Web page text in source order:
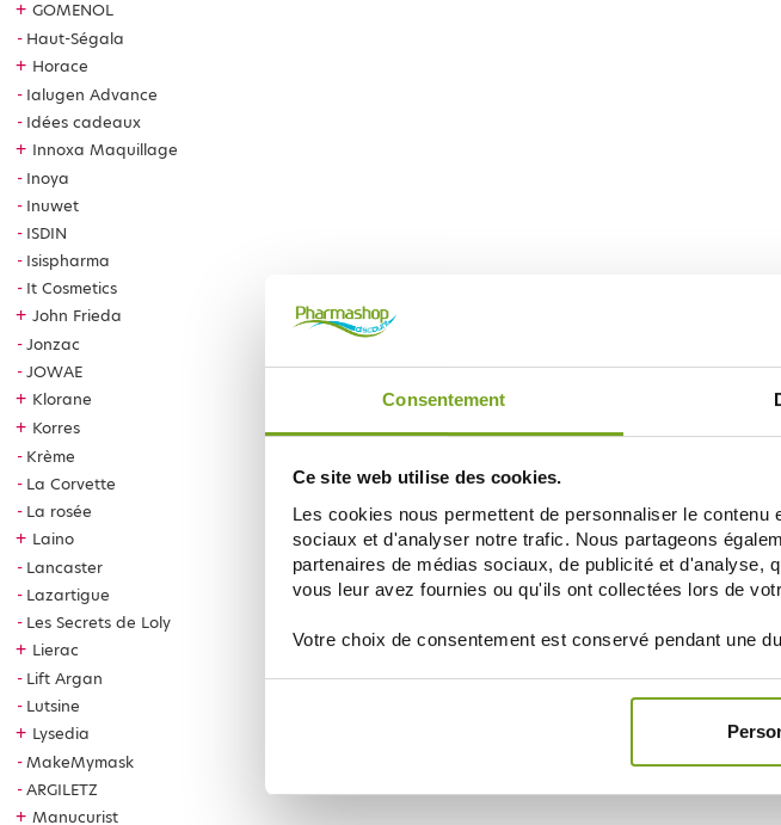
Consentement
Ce site web utilise des cookies.
Les cookies nous permettent de personnaliser le
sociaux et d'analyser notre trafic. Nous partageons
partenaires de médias sociaux, de publicité et d'analyse,
vous leur avez fournies ou qu'ils ont collectées lors de
Votre choix de consentement est conservé pendant une
+ GOMENOL
Haut-Ségala
+ Horace
Ialugen Advance
Idées cadeaux
+ Innoxa Maquillage
Inoya
Inuwet
ISDIN
Isispharma
It Cosmetics
+ John Frieda
Jonzac
JOWAE
+ Klorane
+ Korres
Krème
La Corvette
La rosée
+ Laino
Lancaster
Lazartigue
Les Secrets de Loly
+ Lierac
Lift Argan
Lutsine
+ Lysedia
MakeMymask
ARGILETZ
+ Manucurist